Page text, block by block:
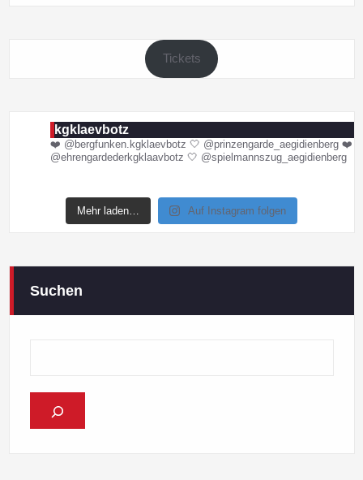
Tickets
kgklaevbotz
❤️ @bergfunken.kgklaevbotz 🤍 @prinzengarde_aegidienberg ❤️
@ehrengardederkgklaavbotz 🤍 @spielmannszug_aegidienberg
Mehr laden… Auf Instagram folgen
Suchen